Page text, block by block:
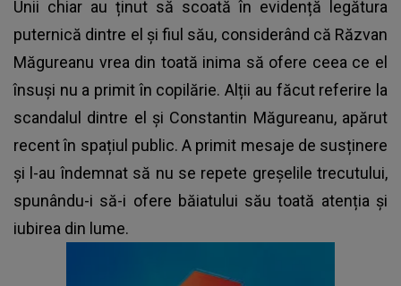
Unii chiar au ținut să scoată în evidență legătura
puternică dintre el și fiul său, considerând că Răzvan
Măgureanu vrea din toată inima să ofere ceea ce el
însuși nu a primit în copilărie. Alții au făcut referire la
scandalul dintre el și Constantin Măgureanu, apărut
recent în spațiul public. A primit mesaje de susținere
și l-au îndemnat să nu se repete greșelile trecutului,
spunându-i să-i ofere băiatului său toată atenția și
iubirea din lume.